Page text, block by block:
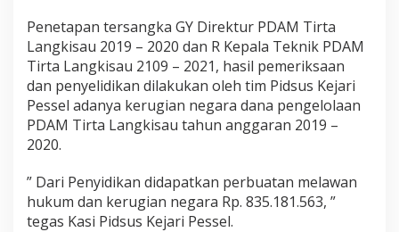
r
u
t
d
a
n
K
e
l
a
T
e
Penetapan tersangka GY Direktur PDAM Tirta
Langkisau 2019 – 2020 dan R Kepala Teknik PDAM
Tirta Langkisau 2109 – 2021, hasil pemeriksaan
dan penyelidikan dilakukan oleh tim Pidsus Kejari
Pessel adanya kerugian negara dana pengelolaan
PDAM Tirta Langkisau tahun anggaran 2019 –
2020.
” Dari Penyidikan didapatkan perbuatan melawan
hukum dan kerugian negara Rp. 835.181.563, ”
tegas Kasi Pidsus Kejari Pessel.